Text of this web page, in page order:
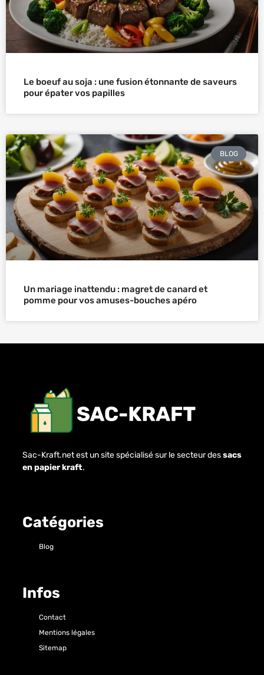
Le boeuf au soja : une fusion étonnante de saveurs
pour épater vos papilles
BLOG
Un mariage inattendu : magret de canard et
pomme pour vos amuses-bouches apéro
Sac-Kraft.net est un site spécialisé sur le secteur dessacs
en papier kraft.
Catégories
Blog
Infos
Contact
Mentions légales
Sitemap